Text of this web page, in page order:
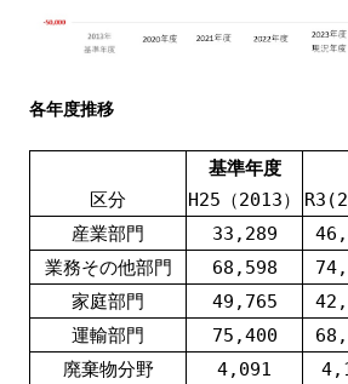
各年度推移
区分
基準年度
H25（2013）
産業部門
33,289
業務その他部門
68,598
家庭部門
49,765
運輸部門
75,400
廃棄物分野
4,091